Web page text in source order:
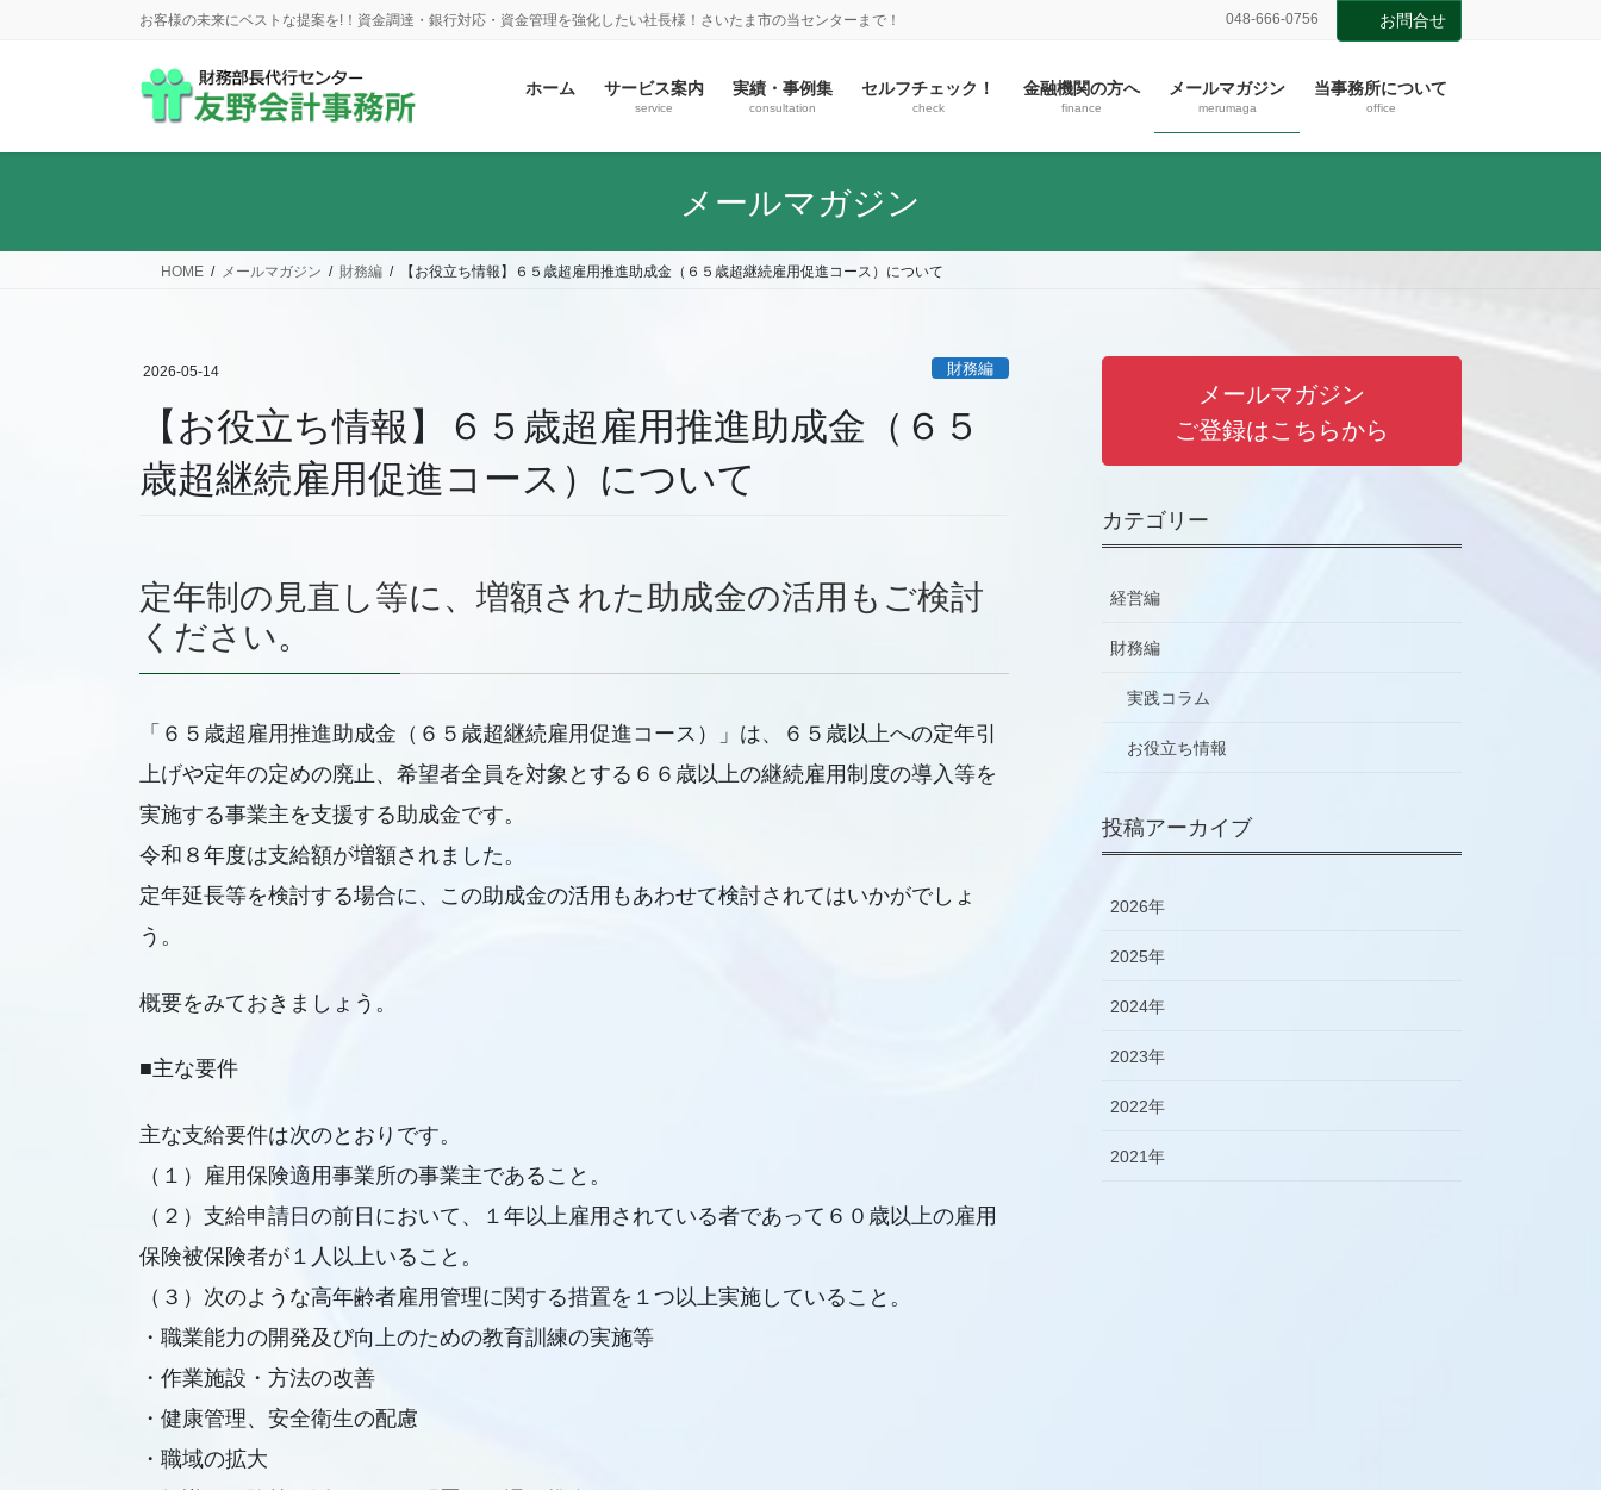
に
ョ
お客様の未来にベストな提案を!！資金調達・銀行対応・資金管理を強化したい社長様！さいたま市の当センターまで！ 048-666-0756 お問合せ
ホーム サービス案内
service
実績・事例集
consultation
セルフチェック！
check
金融機関の方へ
finance
メールマガジン
merumaga
当事務所について
office
メールマガジン
HOME メールマガジン 財務編 【お役立ち情報】６５歳超雇用推進助成金（６５歳超継続雇用促進コース）について
2026-05-14 財務編
【お役立ち情報】６５歳超雇用推進助成金（６５
歳超継続雇用促進コース）について
定年制の見直し等に、増額された助成金の活用もご検討
ください。
「６５歳超雇用推進助成金（６５歳超継続雇用促進コース）」は、６５歳以上への定年引
上げや定年の定めの廃止、希望者全員を対象とする６６歳以上の継続雇用制度の導入等を
実施する事業主を支援する助成金です。
令和８年度は支給額が増額されました。
定年延長等を検討する場合に、この助成金の活用もあわせて検討されてはいかがでしょ
う。
概要をみておきましょう。
■主な要件
主な支給要件は次のとおりです。
（１）雇用保険適用事業所の事業主であること。
（２）支給申請日の前日において、１年以上雇用されている者であって６０歳以上の雇用
保険被保険者が１人以上いること。
（３）次のような高年齢者雇用管理に関する措置を１つ以上実施していること。
・職業能力の開発及び向上のための教育訓練の実施等
・作業施設・方法の改善
・健康管理、安全衛生の配慮
・職域の拡大
メールマガジン
ご登録はこちらから
カテゴリー
経営編
財務編
実践コラム
お役立ち情報
投稿アーカイブ
2026年
2025年
2024年
2023年
2022年
2021年